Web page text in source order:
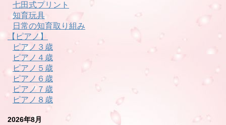
七田式プリント
知育玩具
日常の知育取り組み
【ピアノ】
ピアノ３歳
ピアノ４歳
ピアノ５歳
ピアノ６歳
ピアノ７歳
ピアノ８歳
2026年8月